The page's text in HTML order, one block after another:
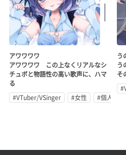
アワワワワ
アワワワワ この上なくリアルなシ
チュボと物語性の高い歌声に、ハマ
る
#VTuber/VSinger
#女性 #個人勢
う
う
そ